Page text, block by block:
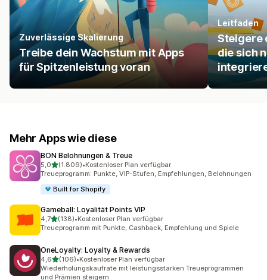
Zuverlässige Skalierung
Treibe dein Wachstum mit Apps
für Spitzenleistung voran
Leitfaden
Steigere
die sich
Mehr Apps wie diese
BON Belohnungen & Treue
5,0von 5 Sternen
(1.809)
1809 Rezensionen insgesamt
•Kostenloser Plan verfügbar
Treueprogramm: Punkte, VIP-Stufen, Empfehlungen, Belohnungen
Built for Shopify
Gameball: Loyalität Points VIP
4,7von 5 Sternen
(138)
138 Rezensionen insgesamt
•Kostenloser Plan verfügbar
Treueprogramm mit Punkte, Cashback, Empfehlung und Spiele
OneLoyalty: Loyalty & Rewards
4,6von 5 Sternen
(106)
106 Rezensionen insgesamt
•Kostenloser Plan verfügbar
Wiederholungskaufrate mit leistungsstarken Treueprogrammen
und Prämien steigern